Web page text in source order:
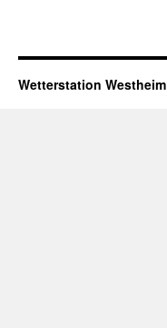
Wetterstation Westheim